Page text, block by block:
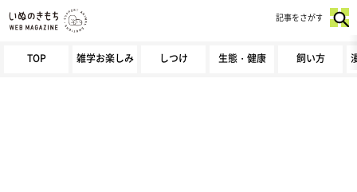
TOP 雑学お楽しみ しつけ 生態・健康 飼い方
記事をさがす